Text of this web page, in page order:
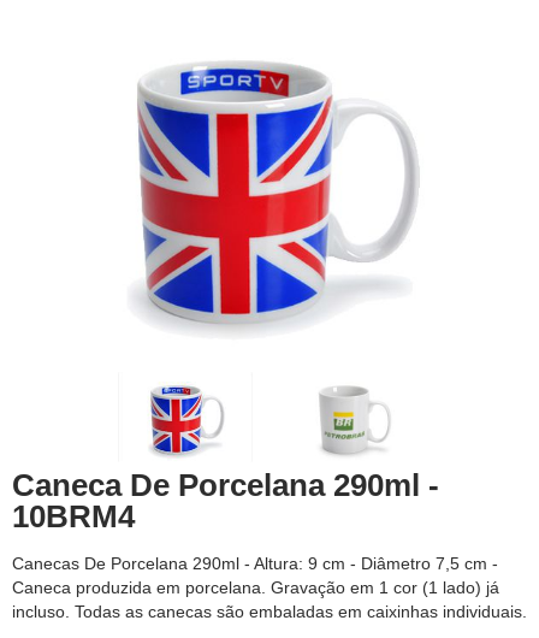
Caneca De Porcelana 290ml -
10BRM4
Canecas De Porcelana 290ml - Altura: 9 cm - Diâmetro 7,5 cm -
Caneca produzida em porcelana. Gravação em 1 cor (1 lado) já
incluso. Todas as canecas são embaladas em caixinhas individuais.